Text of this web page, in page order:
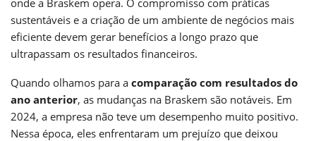
sustentáveis e a criação de um ambiente de negócios mais
eficiente devem gerar benefícios a longo prazo que
ultrapassam os resultados financeiros.
Quando olhamos para a comparação com resultados do
ano anterior, as mudanças na Braskem são notáveis. Em
2024, a empresa não teve um desempenho muito positivo.
Nessa época, eles enfrentaram um prejuízo que deixou